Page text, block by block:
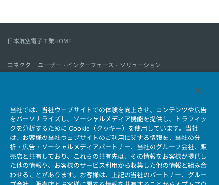
日本航空電子工業HOME
コネクタ
ユーザー・インターフェース・ソリューション
会社情報 サステナビリティ IR情報 採用情報
会社情報新着一覧
製品情報新着一覧
サイトマップ お問い合わせ
個人情報保護ポリシー
JAE Cookie Policy
ウェブアクセシビリティ方針
マイナンバー情報保護ポリシー
当社では、当社ウェブサイトでの体験を向上させ、コンテンツや広告
をパーソナライズし、ソーシャルメディア機能を提供し、トラフィッ
クを分析するために Cookie（クッキー）を使用しています。当社
は、お客様の当社ウェブサイトのご利用に関する情報を、当社の分
析・広告・ソーシャルメディアパートナー、当社のグループ会社、販
売店と共有しており、これらの共有先は、その情報をお客様が提供し
た他の情報や、お客様のサービス利用から収集した他の情報と組み合
わせることがあります。お客様は、上記の当社のパートナー、グルー